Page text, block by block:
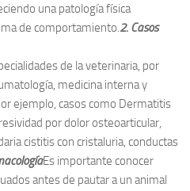
una patología física
de comportamiento.2. Casos
de la veterinaria, por
medicina interna y
ejemplo, casos como Dermatitis
por dolor osteoarticular,
cistitis con cristaluria, conductas
Es importante conocer
antes de pautar a un animal